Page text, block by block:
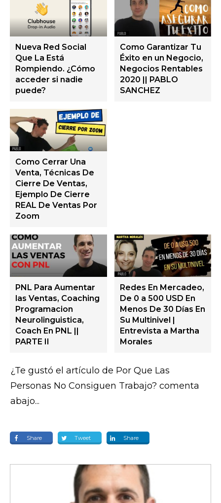
Nueva Red Social
Que La Está
Rompiendo. ¿Cómo
acceder si nadie
puede?
Como Garantizar Tu
Éxito en un Negocio,
Negocios Rentables
2020 || PABLO
SANCHEZ
Como Cerrar Una
Venta, Técnicas De
Cierre De Ventas,
Ejemplo De Cierre
REAL De Ventas Por
Zoom
PNL Para Aumentar
las Ventas, Coaching
Programacion
Neurolinguistica,
Coach En PNL ||
PARTE II
Redes En Mercadeo,
De 0 a 500 USD En
Menos De 30 Días En
Su Multinivel |
Entrevista a Martha
Morales
¿Te gustó el artículo de Por Que Las
Personas No Consiguen Trabajo? comenta
abajo...
Share Tweet Share